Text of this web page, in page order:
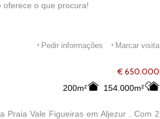
oferece o que procura!
Marcar visita
Pedir informações
€ 650.000
200m²
154.000m²
Praia Vale Figueiras em Aljezur . Com 2